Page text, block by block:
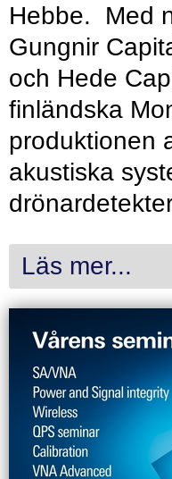
Hebbe. Med
Gungnir
och Hede
finländska
produktionen
akustiska
Läs mer...